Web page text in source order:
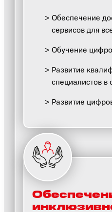
Обеспечение
сервисов для
Обучение
Развитие
специалистов в
Развитие